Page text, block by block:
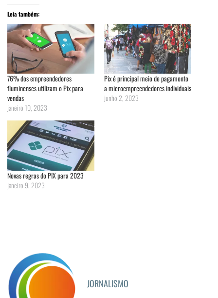
Leia também:
76% dos empreendedores
fluminenses utilizam o Pix para
vendas
janeiro 10, 2023
Pix é principal meio de pagamento
a microempreendedores individuais
junho 2, 2023
Novas regras do PIX para 2023
janeiro 9, 2023
JORNALISMO